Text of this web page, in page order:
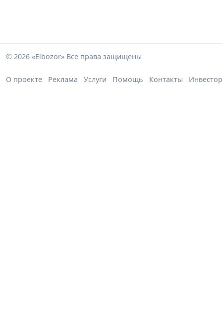
© 2026 «Elbozor» Все права защищены
О проекте Реклама Услуги Помощь Контакты